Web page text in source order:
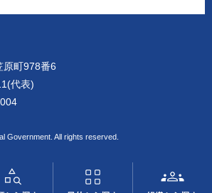
町978番6
代表)
Government. All rights reserved.